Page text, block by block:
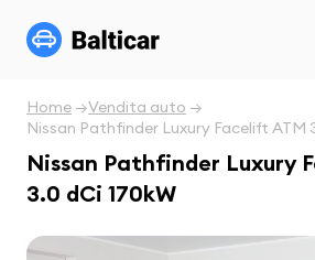
Home
Vendita auto
Nissan Pathfinder Luxury Facelift ATM
Nissan Pathfinder Luxury
3.0 dCi 170kW